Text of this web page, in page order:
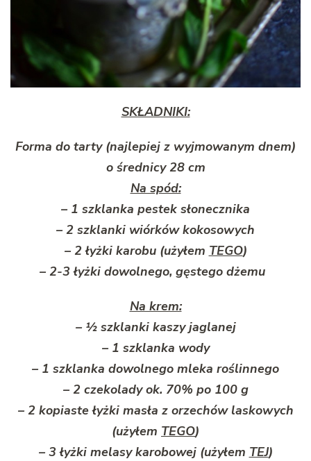
SKŁADNIKI:
Forma do tarty (najlepiej z wyjmowanym dnem)
o średnicy 28 cm
Na spód:
– 1 szklanka pestek słonecznika
– 2 szklanki wiórków kokosowych
– 2 łyżki karobu (użyłem TEGO)
– 2-3 łyżki dowolnego, gęstego dżemu
Na krem:
– ½ szklanki kaszy jaglanej
– 1 szklanka wody
– 1 szklanka dowolnego mleka roślinnego
– 2 czekolady ok. 70% po 100 g
– 2 kopiaste łyżki masła z orzechów laskowych
(użyłem TEGO)
– 3 łyżki melasy karobowej (użyłem TEJ)